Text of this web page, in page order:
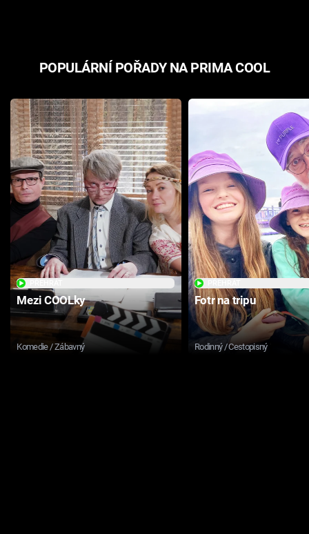
POPULÁRNÍ POŘADY NA PRIMA COOL
Mezi COOLky
Komedie / Zábavný
Fotr na tripu
Rodinný / Cestopisný